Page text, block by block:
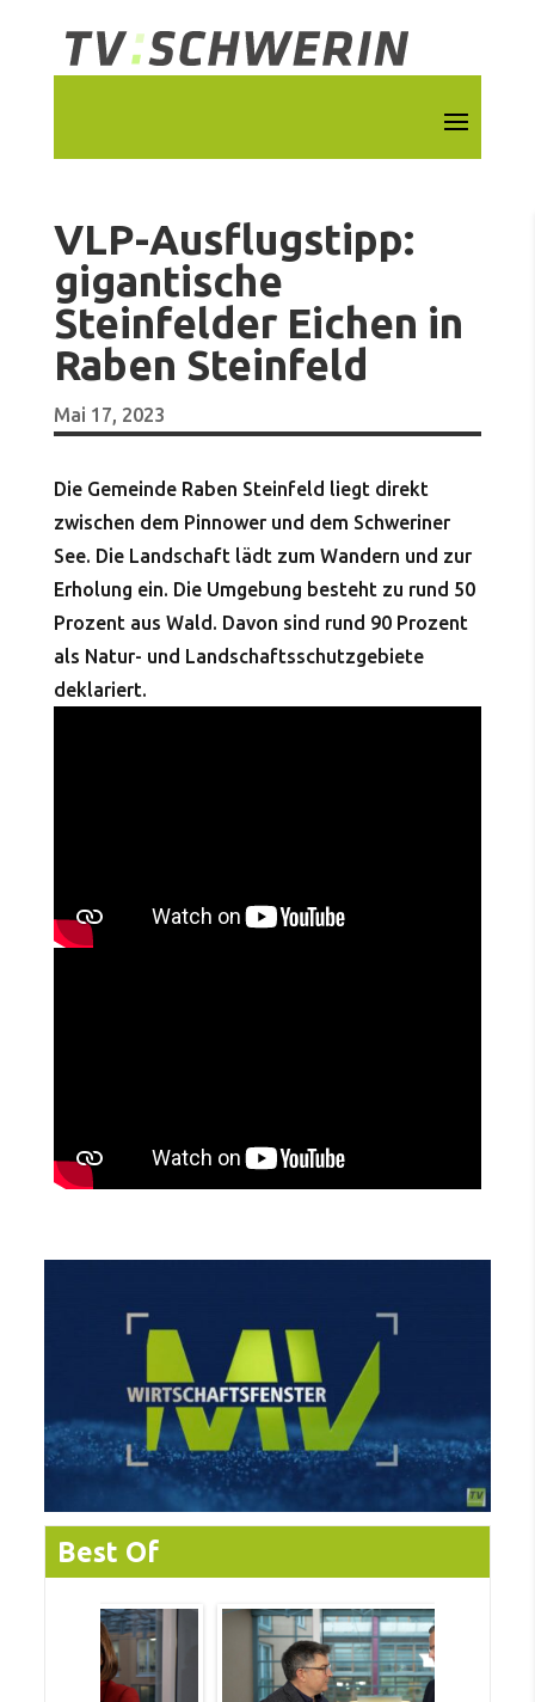
VLP-Ausflugstipp:
gigantische
Steinfelder Eichen in
Raben Steinfeld
Mai 17, 2023
Die Gemeinde Raben Steinfeld liegt direkt
zwischen dem Pinnower und dem Schweriner
See. Die Landschaft lädt zum Wandern und zur
Erholung ein. Die Umgebung besteht zu rund 50
Prozent aus Wald. Davon sind rund 90 Prozent
als Natur- und Landschaftsschutzgebiete
deklariert.
Best Of